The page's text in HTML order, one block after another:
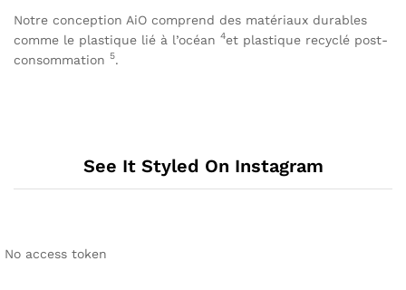
Notre conception AiO comprend des matériaux durables
comme le plastique lié à l’océan 4et plastique recyclé post-
consommation 5.
See It Styled On Instagram
No access token